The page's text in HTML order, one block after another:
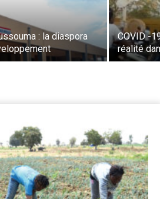
: la diaspora
COVID -
réalité